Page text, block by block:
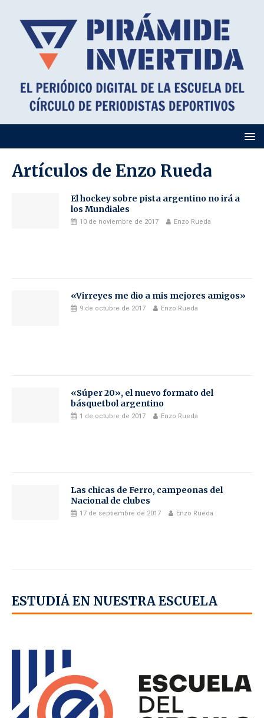
Artículos de Enzo Rueda
El hockey sobre pista argentino no irá a
los Mundiales
10 de noviembre de 2017 Enzo Rueda
«Virreyes me dio a mis mejores amigos»
9 de octubre de 2017 Enzo Rueda
«Súper 20», el nuevo formato del
básquetbol argentino
1 de octubre de 2017 Enzo Rueda
Las chicas de Ferro, campeonas del
Nacional de clubes
17 de septiembre de 2017 Enzo Rueda
ESTUDIÁ EN NUESTRA ESCUELA